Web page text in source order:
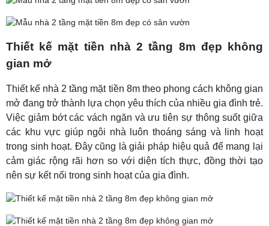
Thiết kế mặt tiền nhà 2 tầng 8m đẹp không
gian mở
Thiết kế nhà 2 tầng mặt tiền 8m theo phong cách không gian
mở đang trở thành lựa chọn yêu thích của nhiều gia đình trẻ.
Việc giảm bớt các vách ngăn và ưu tiên sự thông suốt giữa
các khu vực giúp ngôi nhà luôn thoáng sáng và linh hoạt
trong sinh hoạt. Đây cũng là giải pháp hiệu quả để mang lại
cảm giác rộng rãi hơn so với diện tích thực, đồng thời tạo
nên sự kết nối trong sinh hoạt của gia đình.